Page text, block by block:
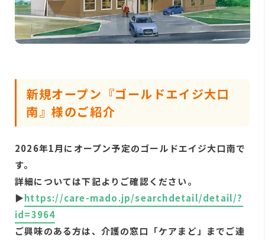
新規オープン『ゴールドエイジ大口
南』様のご紹介
2026年1月にオープン予定のゴールドエイジ大口南で
す。
詳細については下記よりご確認ください。
▶https://care-mado.jp/searchdetail/detail/?
id=3964
ご興味のある方は、介護の窓口「ケアまど」までご連